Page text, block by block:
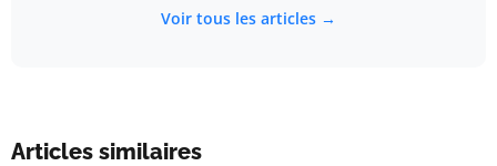
Voir tous les articles →
Articles similaires